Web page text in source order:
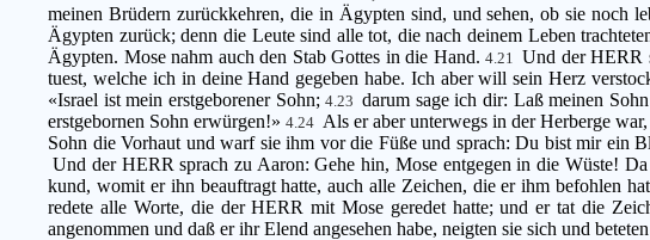
meinen Brüdern zurückkehren, die in Ägypten sind, und sehen, ob sie noch
Ägypten zurück; denn die Leute sind alle tot, die nach deinem Leben
Ägypten. Mose nahm auch den Stab Gottes in die Hand.4.21
Und der HERR
tuest, welche ich in deine Hand gegeben habe. Ich aber will sein Herz
«Israel ist mein erstgeborener Sohn;4.23 darum sage ich dir: Laß meinen
erstgebornen Sohn erwürgen!»4.24 Als er aber unterwegs in der Herberge
Sohn die Vorhaut und warf sie ihm vor die Füße und sprach: Du bist mir ein
Und der HERR sprach zu Aaron: Gehe hin, Mose entgegen in die Wüste!
kund, womit er ihn beauftragt hatte, auch alle Zeichen, die er ihm befohlen
redete alle Worte, die der HERR mit Mose geredet hatte; und er tat die
angenommen und daß er ihr Elend angesehen habe, neigten sie sich und